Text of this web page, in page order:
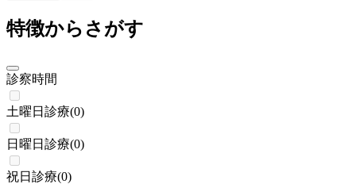
特徴からさがす
診察時間
土曜日診療(0)
日曜日診療(0)
祝日診療(0)